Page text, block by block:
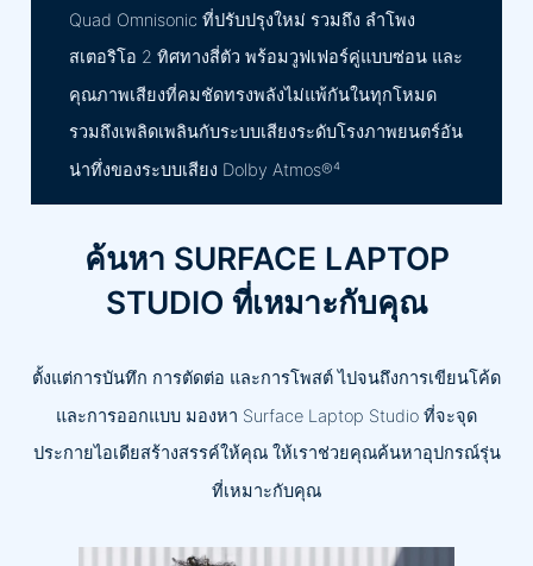
Quad Omnisonic ที่ปรับปรุงใหม่ รวมถึง ลำโพง
สเตอริโอ 2 ทิศทางสี่ตัว พร้อมวูฟเฟอร์คู่แบบซ่อน และ
คุณภาพเสียงที่คมชัดทรงพลังไม่แพ้กันในทุกโหมด
รวมถึงเพลิดเพลินกับระบบเสียงระดับโรงภาพยนตร์อัน
น่าทึ่งของระบบเสียง Dolby Atmos®⁴
ค้นหา SURFACE LAPTOP
STUDIO ที่เหมาะกับคุณ
ตั้งแต่การบันทึก การตัดต่อ และการโพสต์ ไปจนถึงการเขียนโค้ด
และการออกแบบ มองหา Surface Laptop Studio ที่จะจุด
ประกายไอเดียสร้างสรรค์ให้คุณ ให้เราช่วยคุณค้นหาอุปกรณ์รุ่น
ที่เหมาะกับคุณ